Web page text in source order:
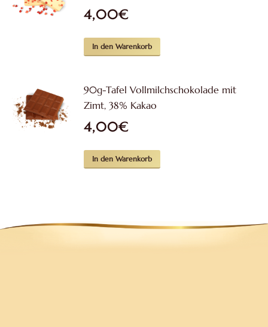
4,00€
In den Warenkorb
90g-Tafel Vollmilchschokolade mit
Zimt, 38% Kakao
4,00€
In den Warenkorb